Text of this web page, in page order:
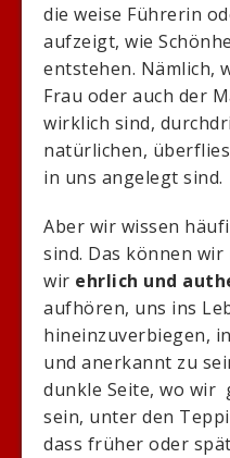
die weise Führerin
aufzeigt, wie
entstehen. Nämlich,
Frau oder auch der
wirklich sind,
natürlichen,
in uns angelegt sind.
Aber wir wissen
sind. Das können
wir ehrlich und
aufhören, uns ins
hineinzuverbiegen,
und anerkannt zu
dunkle Seite, wo wir
sein, unter den
dass früher oder